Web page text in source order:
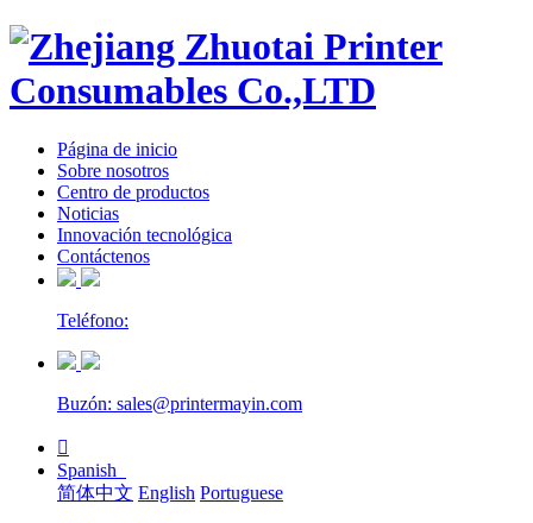
Página de inicio
Sobre nosotros
Centro de productos
Noticias
Innovación tecnológica
Contáctenos
Teléfono:
Buzón: sales@printermayin.com

Spanish
简体中文 English Portuguese